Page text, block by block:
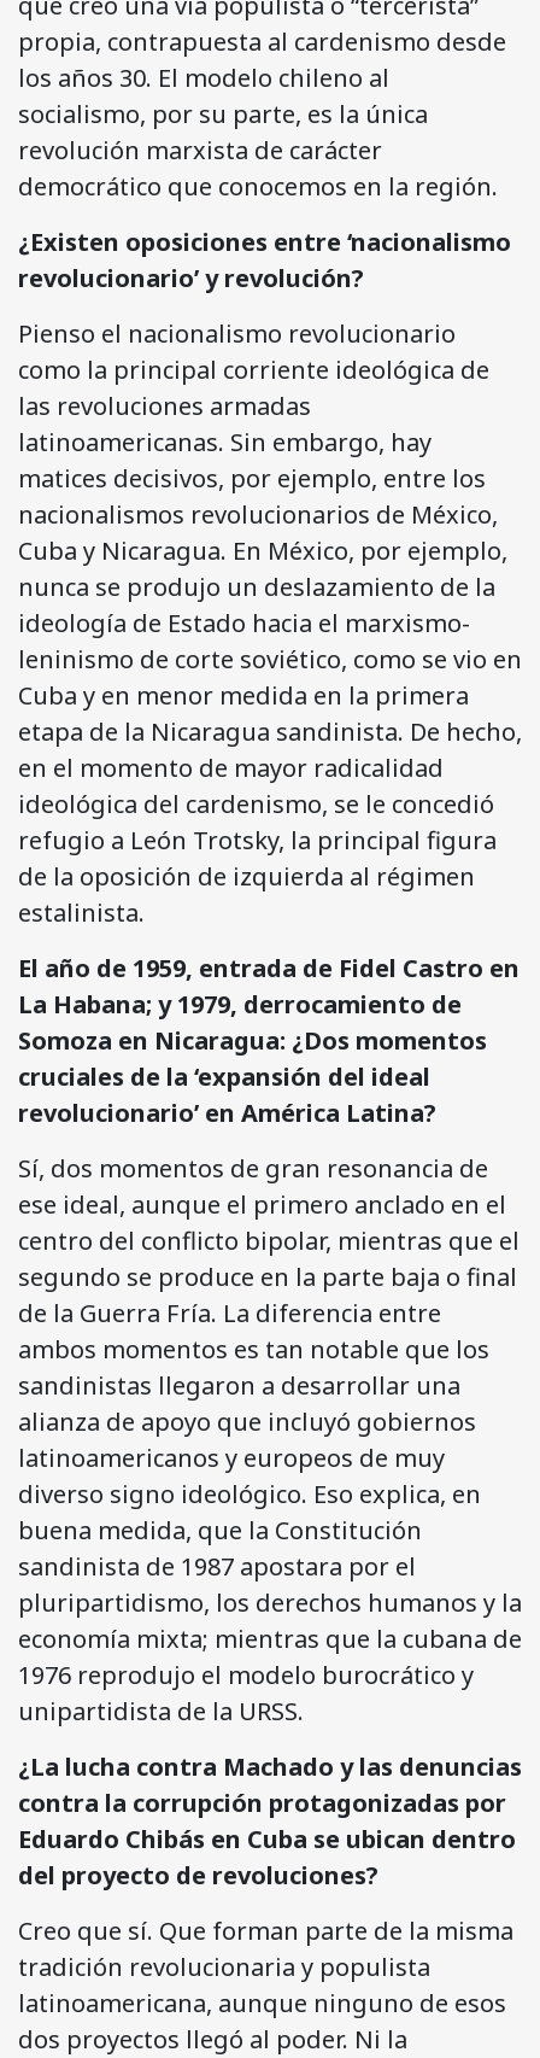
propia, contrapuesta al cardenismo desde
los años 30. El modelo chileno al
socialismo, por su parte, es la única
revolución marxista de carácter
democrático que conocemos en la región.
¿Existen oposiciones entre ‘nacionalismo
revolucionario’ y revolución?
Pienso el nacionalismo revolucionario
como la principal corriente ideológica de
las revoluciones armadas
latinoamericanas. Sin embargo, hay
matices decisivos, por ejemplo, entre los
nacionalismos revolucionarios de México,
Cuba y Nicaragua. En México, por ejemplo,
nunca se produjo un deslazamiento de la
ideología de Estado hacia el marxismo-
leninismo de corte soviético, como se vio en
Cuba y en menor medida en la primera
etapa de la Nicaragua sandinista. De hecho,
en el momento de mayor radicalidad
ideológica del cardenismo, se le concedió
refugio a León Trotsky, la principal figura
de la oposición de izquierda al régimen
estalinista.
El año de 1959, entrada de Fidel Castro en
La Habana; y 1979, derrocamiento de
Somoza en Nicaragua: ¿Dos momentos
cruciales de la ‘expansión del ideal
revolucionario’ en América Latina?
Sí, dos momentos de gran resonancia de
ese ideal, aunque el primero anclado en el
centro del conflicto bipolar, mientras que el
segundo se produce en la parte baja o final
de la Guerra Fría. La diferencia entre
ambos momentos es tan notable que los
sandinistas llegaron a desarrollar una
alianza de apoyo que incluyó gobiernos
latinoamericanos y europeos de muy
diverso signo ideológico. Eso explica, en
buena medida, que la Constitución
sandinista de 1987 apostara por el
pluripartidismo, los derechos humanos y la
economía mixta; mientras que la cubana de
1976 reprodujo el modelo burocrático y
unipartidista de la URSS.
¿La lucha contra Machado y las denuncias
contra la corrupción protagonizadas por
Eduardo Chibás en Cuba se ubican dentro
del proyecto de revoluciones?
Creo que sí. Que forman parte de la misma
tradición revolucionaria y populista
latinoamericana, aunque ninguno de esos
dos proyectos llegó al poder. Ni la